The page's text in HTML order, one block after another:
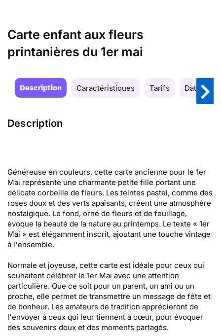
Carte enfant aux fleurs
printanières du 1er mai
Description Caractéristiques Tarifs Date de
Description
Généreuse en couleurs, cette carte ancienne pour le 1er
Mai représente une charmante petite fille portant une
délicate corbeille de fleurs. Les teintes pastel, comme des
roses doux et des verts apaisants, créent une atmosphère
nostalgique. Le fond, orné de fleurs et de feuillage,
évoque la beauté de la nature au printemps. Le texte « 1er
Mai » est élégamment inscrit, ajoutant une touche vintage
à l'ensemble.
Normale et joyeuse, cette carte est idéale pour ceux qui
souhaitent célébrer le 1er Mai avec une attention
particulière. Que ce soit pour un parent, un ami ou un
proche, elle permet de transmettre un message de fête et
de bonheur. Les amateurs de tradition apprécieront de
l'envoyer à ceux qui leur tiennent à cœur, pour évoquer
des souvenirs doux et des moments partagés.